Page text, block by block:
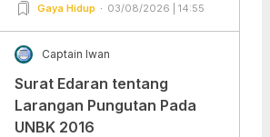
Gaya Hidup 03/08/2026 | 14:55
Captain Iwan
Surat Edaran tentang
Larangan Pungutan Pada
UNBK 2016